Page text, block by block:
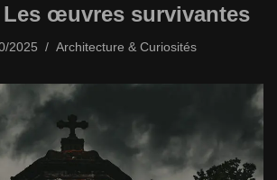
Les œuvres survivantes
2025 Architecture & Curiosités